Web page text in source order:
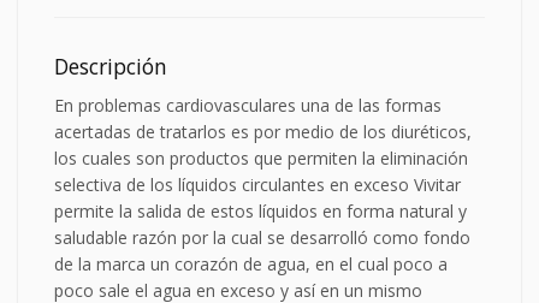
Descripción
En problemas cardiovasculares una de las formas
acertadas de tratarlos es por medio de los diuréticos,
los cuales son productos que permiten la eliminación
selectiva de los líquidos circulantes en exceso Vivitar
permite la salida de estos líquidos en forma natural y
saludable razón por la cual se desarrolló como fondo
de la marca un corazón de agua, en el cual poco a
poco sale el agua en exceso y así en un mismo